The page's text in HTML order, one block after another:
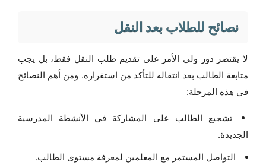
نصائح للطلاب بعد النقل
لا يقتصر دور ولي الأمر على تقديم طلب النقل فقط، بل يجب
متابعة الطالب بعد انتقاله للتأكد من استقراره. ومن أهم النصائح
في هذه المرحلة:
تشجيع الطالب على المشاركة في الأنشطة المدرسية
الجديدة.
التواصل المستمر مع المعلمين لمعرفة مستوى الطالب.